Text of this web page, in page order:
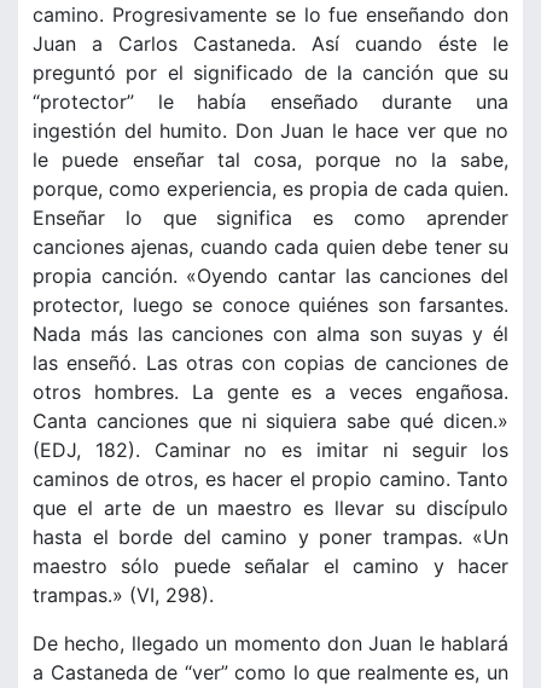
camino. Progresivamente se lo fue enseñando don
Juan a Carlos Castaneda. Así cuando éste le
preguntó por el significado de la canción que su
“protector” le había enseñado durante una
ingestión del humito. Don Juan le hace ver que no
le puede enseñar tal cosa, porque no la sabe,
porque, como experiencia, es propia de cada quien.
Enseñar lo que significa es como aprender
canciones ajenas, cuando cada quien debe tener su
propia canción. «Oyendo cantar las canciones del
protector, luego se conoce quiénes son farsantes.
Nada más las canciones con alma son suyas y él
las enseñó. Las otras con copias de canciones de
otros hombres. La gente es a veces engañosa.
Canta canciones que ni siquiera sabe qué dicen.»
(EDJ, 182). Caminar no es imitar ni seguir los
caminos de otros, es hacer el propio camino. Tanto
que el arte de un maestro es llevar su discípulo
hasta el borde del camino y poner trampas. «Un
maestro sólo puede señalar el camino y hacer
trampas.» (VI, 298).
De hecho, llegado un momento don Juan le hablará
a Castaneda de “ver” como lo que realmente es, un